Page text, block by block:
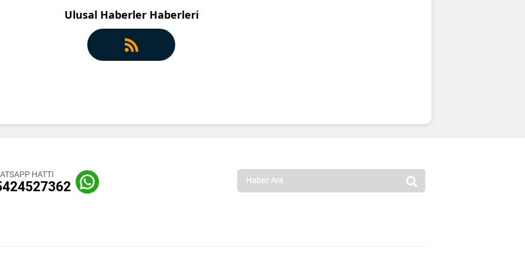
Ulusal Haberler Haberleri
HATTI